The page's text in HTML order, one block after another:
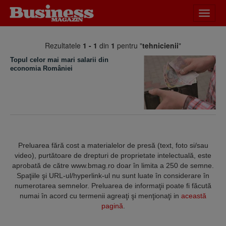
meniu
Rezultatele 1 - 1 din 1 pentru "tehnicienii"
Topul celor mai mari salarii din
economia României
Preluarea fără cost a materialelor de presă (text, foto si/sau
video), purtătoare de drepturi de proprietate intelectuală, este
aprobată de către www.bmag.ro doar în limita a 250 de semne.
Spaţiile şi URL-ul/hyperlink-ul nu sunt luate în considerare în
numerotarea semnelor. Preluarea de informaţii poate fi făcută
numai în acord cu termenii agreaţi şi menţionaţi in această
pagină.